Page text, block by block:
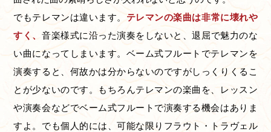
でもテレマンは違います。テレマンの楽曲は非常に壊れや
すく、 音楽様式に沿った演奏をしないと、退屈で魅力のな
い曲になってしまいます。ベーム式フルートでテレマンを
演奏すると、何故かは分からないのですがしっくりくるこ
とが少ないのです。もちろんテレマンの楽曲を、レッスン
や演奏会などでベーム式フルートで演奏する機会はありま
すよ。でも個人的には、可能な限りフラウト・トラヴェル